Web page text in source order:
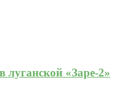
луганской «Заре-2»